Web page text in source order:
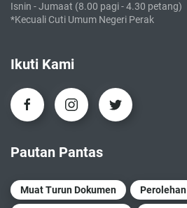
Isnin - Jumaat (8.00 pagi - 4.30 petang)
*Kecuali Cuti Umum Negeri Perak
Ikuti Kami
Pautan Pantas
Muat Turun Dokumen Perolehan